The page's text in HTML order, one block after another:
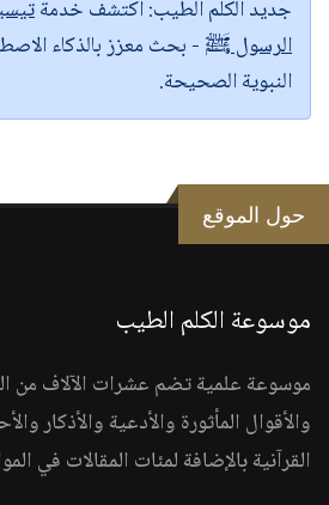
جديد الكلم الطيب:اكتشف خدمة
الرسول ﷺ - بحث معزز بالذكاء
النبوية الصحيحة.
حول الموقع
موسوعة الكلم الطيب
موسوعة علمية تضم عشرات الآلاف من
والأقوال المأثورة والأدعية والأذكار
القرآنية بالإضافة لمئات المقالات في